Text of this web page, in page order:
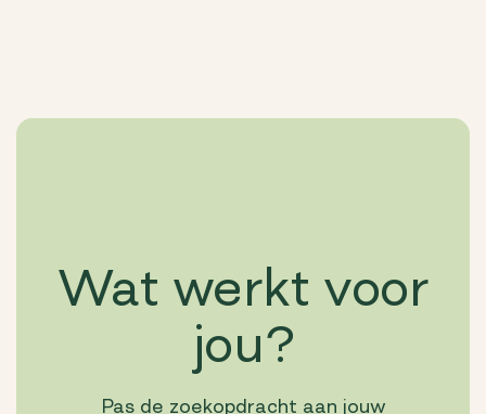
Wat werkt voor
jou?
Pas de zoekopdracht aan jouw